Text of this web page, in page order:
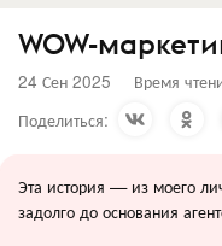
WOW-
24 Сен 2025 Время
Поделиться:
Эта история — из моего
задолго до основания